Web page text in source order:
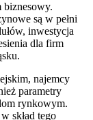
biznesowy.
są w pełni
inwestycja
dla firm
najemcy
parametry
rynkowym.
skład tego